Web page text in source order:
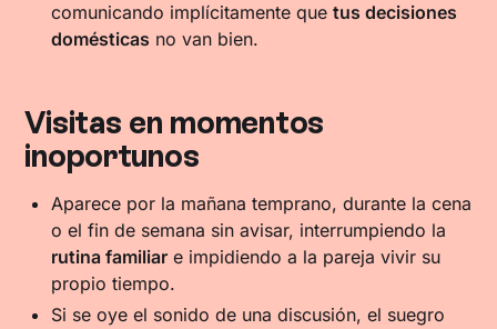
comunicando implícitamente quetus decisiones
domésticas no van bien.
Visitas en momentos
inoportunos
Aparece por la mañana temprano, durante la cena
o el fin de semana sin avisar, interrumpiendo la
rutina familiar e impidiendo a la pareja vivir su
propio tiempo.
Si se oye el sonido de una discusión, el suegro